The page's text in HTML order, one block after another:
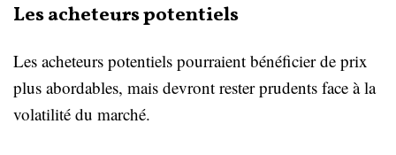
Les acheteurs potentiels
Les acheteurs potentiels pourraient bénéficier de prix
plus abordables, mais devront rester prudents face à la
volatilité du marché.